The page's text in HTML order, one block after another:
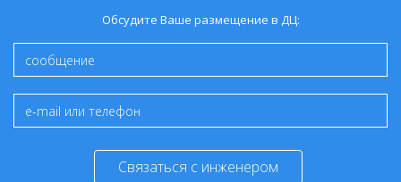
Обсудите Ваше размещение в ДЦ:
Связаться с инженером